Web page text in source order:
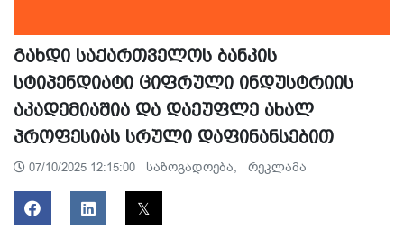
გახდი საქართველოს ბანკის
სტიპენდიატი ციფრული ინდუსტრიის
აკადემიაშია და დაეუფლე ახალ
პროფესიას სრული დაფინანსებით
07/10/2025 12:15:00 საზოგადოება, რეკლამა